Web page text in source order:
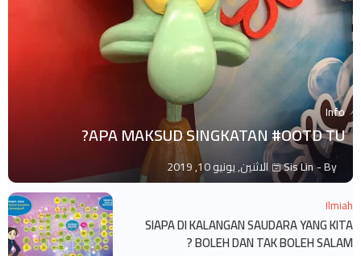
Info
APA MAKSUD SINGKATAN #OOTD TU?
By -
Sis Lin الاثنين, يونيو 10, 2019
Ilmiah
SIAPA DI KALANGAN SAUDARA YANG KITA
BOLEH DAN TAK BOLEH SALAM ?